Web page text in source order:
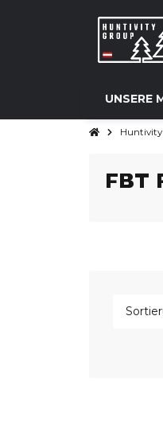
UNSERE
Huntivity
FBT